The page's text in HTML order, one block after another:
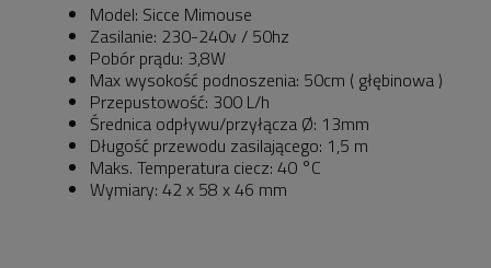
Model: Sicce Mimouse
Zasilanie: 230-240v / 50hz
Pobór prądu: 3,8W
Max wysokość podnoszenia: 50cm ( głębinowa )
Przepustowość: 300 L/h
Średnica odpływu/przyłącza Ø: 13mm
Długość przewodu zasilającego: 1,5 m
Maks. Temperatura ciecz: 40 °C
Wymiary: 42 x 58 x 46 mm